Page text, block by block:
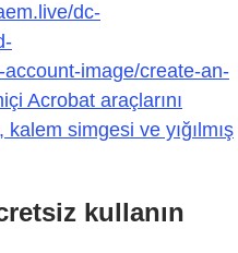
dc-
image/create-an-
Acrobat araçlarını
simgesi ve yığılmış
kullanın